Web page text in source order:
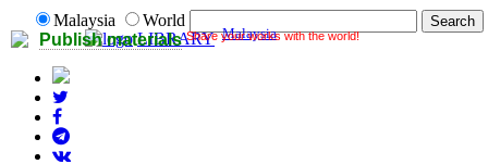
Publish materials Share your works with the world!
Malaysia
World
LIBRARY Malaysia